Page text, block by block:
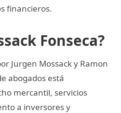
financieros.
Fonseca?
Jurgen Mossack y Ramon
abogados está
mercantil, servicios
a inversores y